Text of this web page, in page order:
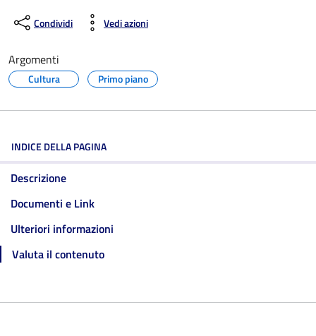
Condividi Vedi azioni
Argomenti
Cultura Primo piano
INDICE DELLA PAGINA
Descrizione
Documenti e Link
Ulteriori informazioni
Valuta il contenuto